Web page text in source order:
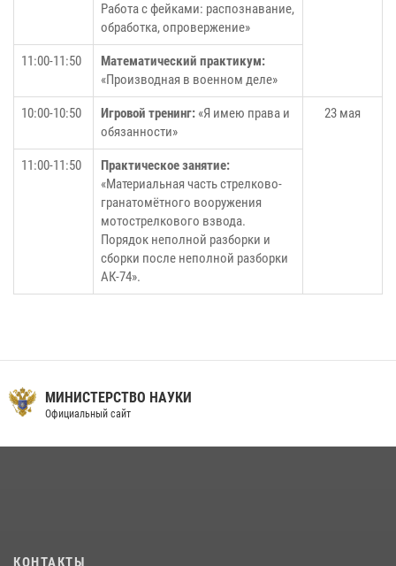
Работа с фейками: распознавание,
обработка, опровержение»
11:00-11:50
Математический практикум:
«Производная в военном деле»
10:00-10:50 Игровой тренинг: «Я имею права и
обязанности»
23 мая
11:00-11:50
Практическое занятие:
«Материальная часть стрелково-
гранатомётного вооружения
мотострелкового взвода.
Порядок неполной разборки и
сборки после неполной разборки
АК-74».
МИНИСТЕРСТВО НАУКИ
Официальный сайт
КОНТАКТЫ